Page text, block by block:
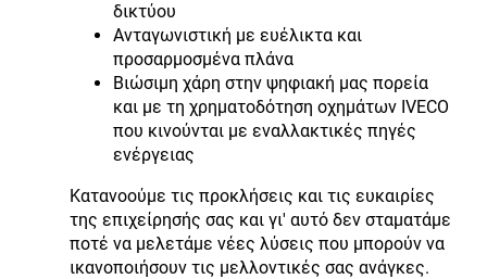
δικτύου
Ανταγωνιστική με ευέλικτα και
προσαρμοσμένα πλάνα
Βιώσιμη χάρη στην ψηφιακή μας πορεία
και με τη χρηματοδότηση οχημάτων IVECO
που κινούνται με εναλλακτικές πηγές
ενέργειας
Κατανοούμε τις προκλήσεις και τις ευκαιρίες
της επιχείρησής σας και γι' αυτό δεν σταματάμε
ποτέ να μελετάμε νέες λύσεις που μπορούν να
ικανοποιήσουν τις μελλοντικές σας ανάγκες.